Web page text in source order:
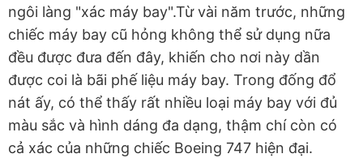
ngôi làng "xác máy bay".Từ vài năm trước, những
chiếc máy bay cũ hỏng không thể sử dụng nữa
đều được đưa đến đây, khiến cho nơi này dần
được coi là bãi phế liệu máy bay. Trong đống đổ
nát ấy, có thể thấy rất nhiều loại máy bay với đủ
màu sắc và hình dáng đa dạng, thậm chí còn có
cả xác của những chiếc Boeing 747 hiện đại.